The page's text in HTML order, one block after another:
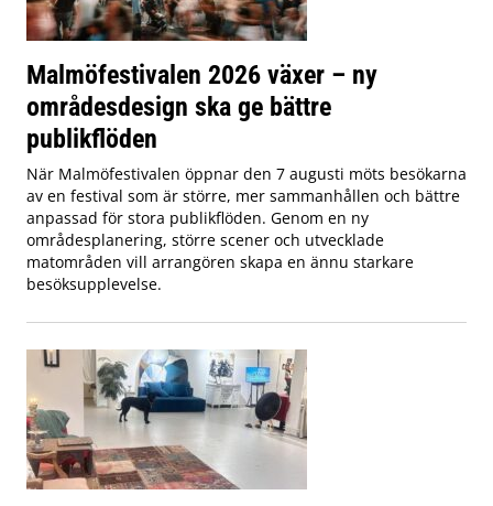
Malmöfestivalen 2026 växer – ny
områdesdesign ska ge bättre
publikflöden
När Malmöfestivalen öppnar den 7 augusti möts besökarna
av en festival som är större, mer sammanhållen och bättre
anpassad för stora publikflöden. Genom en ny
områdesplanering, större scener och utvecklade
matområden vill arrangören skapa en ännu starkare
besöksupplevelse.